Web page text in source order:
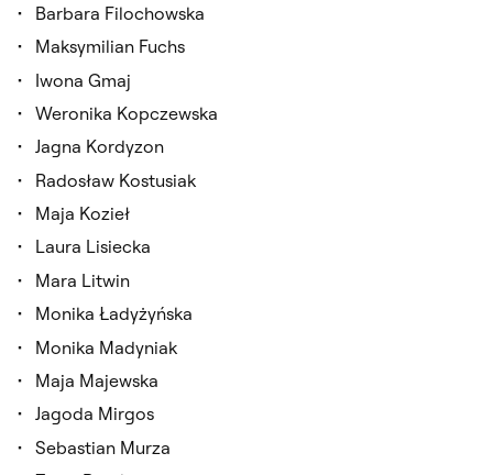
Barbara Filochowska
Maksymilian Fuchs
Iwona Gmaj
Weronika Kopczewska
Jagna Kordyzon
Radosław Kostusiak
Maja Kozieł
Laura Lisiecka
Mara Litwin
Monika Ładyżyńska
Monika Madyniak
Maja Majewska
Jagoda Mirgos
Sebastian Murza